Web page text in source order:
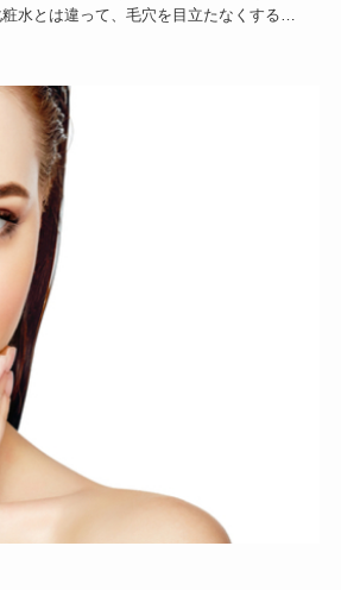
水とは違って、毛穴を目立たなくする効